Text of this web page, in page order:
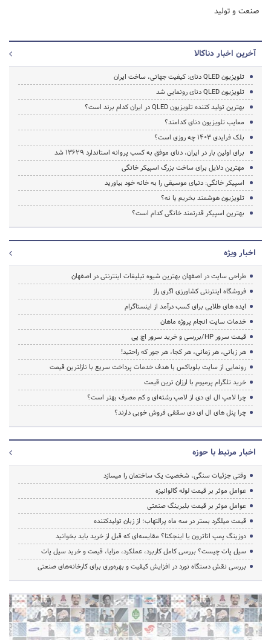
صنعت و تولید
آخرین اخبار دناکالا
تلویزیون QLED دنای: کیفیت جهانی، ساخت ایران
تلویزیون QLED دنای رونمایی شد
بهترین تولید کننده تلویزیون QLED در ایران کدام برند است؟
معایب تلویزیون دنای کدامند؟
بلک فرایدی 1403 چه روزی است؟
برای اولین بار در ایران، دنای موفق به کسب پروانه استاندارد 13629 شد
مهترین دلایل برای ساخت بزرگ اسپیکر خانگی
اسپیکر خانگی: دنیای موسیقی را به خانه خود بیاورید
تلویزیون هوشمند بخریم یا نه؟
بهترین اسپیکر قدرتمند خانگی کدام است؟
اخبار ویژه
طراحی سایت در اصفهان بهترین شیوه تبلیغات اینترنتی در اصفهان
فروشگاه اینترنتی کشاورزی اگری راز
ایده های طلایی برای کسب درآمد از اینستاگرام
خدمات سایت انجام پروژه ماهان
قیمت سرور HP/بررسی و خرید سرور اچ پی
هر زبانی، هر زمانی، هر کجا، هر جور که راحتید!
رونمایی از سایت بلوباکس با هدف خدمات پرداخت سریع با نازلترین قیمت
خرید تلگرام پرمیوم با ارزان ترین قیمت
چرا لامپ ال ای دی از لامپ رشته‌ای و کم مصرف بهتر است؟
چرا پنل های ال ای دی سقفی فروش خوبی دارند؟
اخبار مرتبط با حوزه
وقتی جزئیات سنگی، شخصیت یک ساختمان را میسازد
عوامل موثر بر قیمت لوله گالوانیزه
عوامل موثر بر قیمت بلبرینگ صنعتی
قیمت میلگرد بستر در سه ماه پرالتهاب؛ از زبان تولیدکننده
دوزینگ پمپ اتاترون یا اینجکتا؟ مقایسه‌ای که قبل از خرید باید بخوانید
سیل پات چیست؟ بررسی کامل کاربرد، عملکرد، مزایا، قیمت و خرید سیل پات
بررسی نقش دستگاه نورد در افزایش کیفیت و بهره‌وری برای کارخانه‌های صنعتی